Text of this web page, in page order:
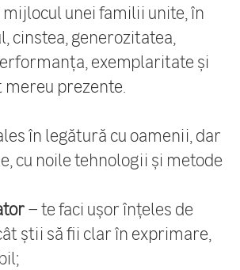
unei familii unite, în
cinstea, generozitatea,
exemplaritate și
prezente.
în legătură cu oamenii, dar
cu noile tehnologii și metode
– te faci ușor înțeles de
știi să fii clar în exprimare,